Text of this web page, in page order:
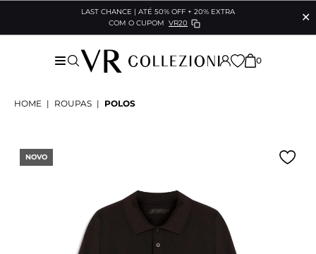
LAST CHANCE | ATÉ 50% OFF + 20% EXTRA
COM O CUPOM VR20 ✕
0
HOME | ROUPAS | POLOS
NOVO